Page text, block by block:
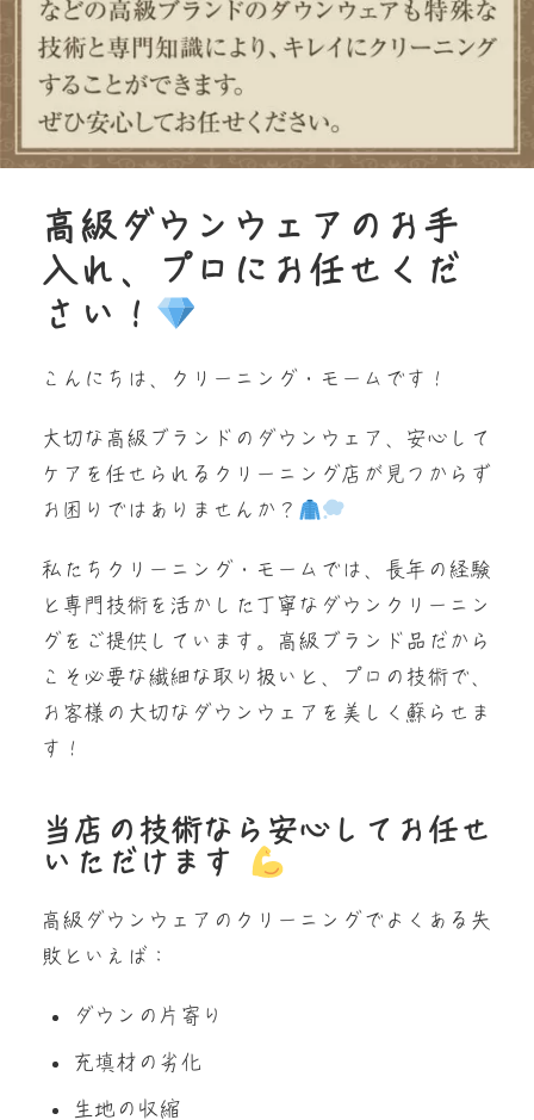
高級ダウンウェアのお手
入れ、プロにお任せくだ
さい！
こんにちは、クリーニング・モームです！
大切な高級ブランドのダウンウェア、安心して
ケアを任せられるクリーニング店が見つからず
お困りではありませんか？
私たちクリーニング・モームでは、長年の経験
と専門技術を活かした丁寧なダウンクリーニン
グをご提供しています。高級ブランド品だから
こそ必要な繊細な取り扱いと、プロの技術で、
お客様の大切なダウンウェアを美しく蘇らせま
す！
当店の技術なら安心してお任せ
いただけます
高級ダウンウェアのクリーニングでよくある失
敗といえば：
ダウンの片寄り
充填材の劣化
生地の収縮